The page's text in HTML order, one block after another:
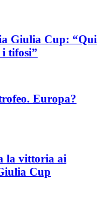
Giulia Cup: “Qui
i tifosi”
Europa?
la vittoria ai
Cup